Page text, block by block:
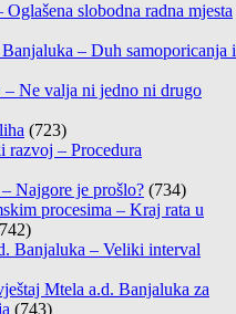
slobodna radna mjesta
– Duh samoporicanja i
Ne valja ni jedno ni drugo
(723)
razvoj – Procedura
Najgore je prošlo? (734)
procesima – Kraj rata u
Banjaluka – Veliki interval
Mtela a.d. Banjaluka za
(743)